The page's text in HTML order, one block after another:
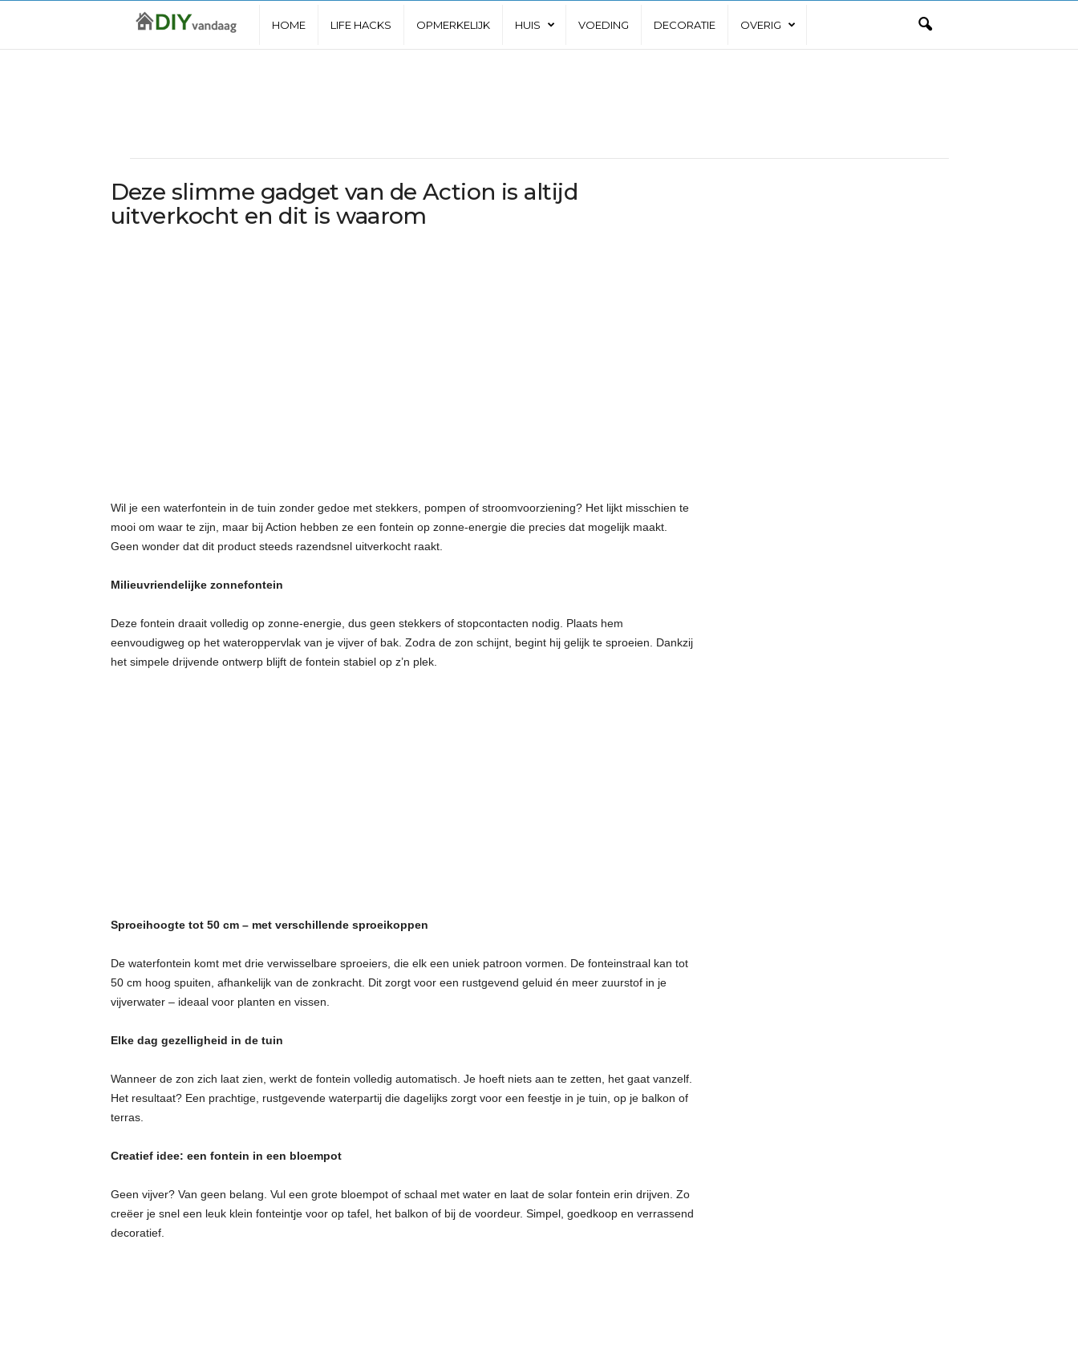
n
HOME LIFE HACKS OPMERKELIJK HUIS VOEDING DECORATIE OVERIG
Deze slimme gadget van de Action is altijd
uitverkocht en dit is waarom
Wil je een waterfontein in de tuin zonder gedoe met stekkers, pompen of stroomvoorziening? Het lijkt misschien te
mooi om waar te zijn, maar bij Action hebben ze een fontein op zonne-energie die precies dat mogelijk maakt.
Geen wonder dat dit product steeds razendsnel uitverkocht raakt.
Milieuvriendelijke zonnefontein
Deze fontein draait volledig op zonne-energie, dus geen stekkers of stopcontacten nodig. Plaats hem
eenvoudigweg op het wateroppervlak van je vijver of bak. Zodra de zon schijnt, begint hij gelijk te sproeien. Dankzij
het simpele drijvende ontwerp blijft de fontein stabiel op z’n plek.
Sproeihoogte tot 50 cm – met verschillende sproeikoppen
De waterfontein komt met drie verwisselbare sproeiers, die elk een uniek patroon vormen. De fonteinstraal kan tot
50 cm hoog spuiten, afhankelijk van de zonkracht. Dit zorgt voor een rustgevend geluid én meer zuurstof in je
vijverwater – ideaal voor planten en vissen.
Elke dag gezelligheid in de tuin
Wanneer de zon zich laat zien, werkt de fontein volledig automatisch. Je hoeft niets aan te zetten, het gaat vanzelf.
Het resultaat? Een prachtige, rustgevende waterpartij die dagelijks zorgt voor een feestje in je tuin, op je balkon of
terras.
Creatief idee: een fontein in een bloempot
Geen vijver? Van geen belang. Vul een grote bloempot of schaal met water en laat de solar fontein erin drijven. Zo
creëer je snel een leuk klein fonteintje voor op tafel, het balkon of bij de voordeur. Simpel, goedkoop en verrassend
decoratief.